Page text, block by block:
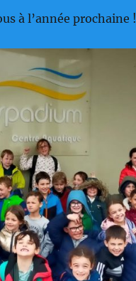
à l’année prochaine !